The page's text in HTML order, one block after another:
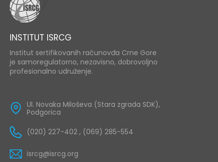
INSTITUT ISRCG
Institut sertifikovanih računovđa Crne Gore
je samoregulatorno, nezavisno, dobrovoljno
profesionalno udruženje.
Ul. Novaka Miloševa (Stara zgrada SDK),
Podgorica
(020) 227-402 , (069) 285-554
isrcg@isrcg.org